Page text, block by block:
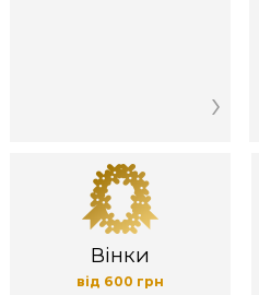
Вінки
від 600 грн